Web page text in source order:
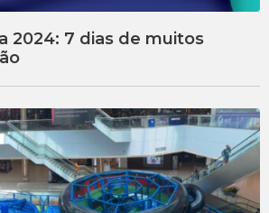
2024: 7 dias de muitos